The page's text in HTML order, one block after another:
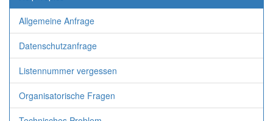
Allgemeine Anfrage
Datenschutzanfrage
Listennummer vergessen
Organisatorische Fragen